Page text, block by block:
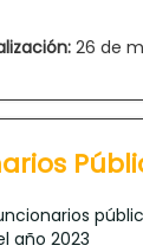
26 de
año 2023